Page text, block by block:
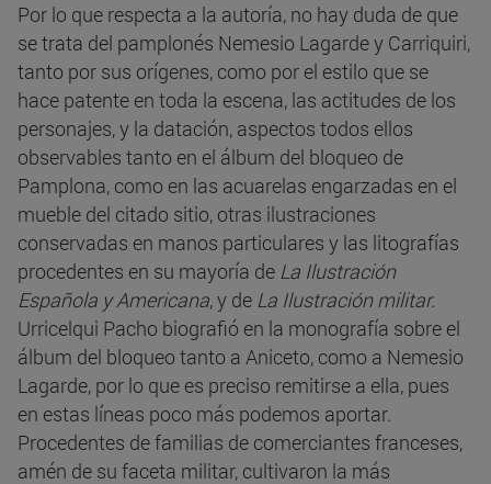
Por lo que respecta a la autoría, no hay duda de que
se trata del pamplonés Nemesio Lagarde y Carriquiri,
tanto por sus orígenes, como por el estilo que se
hace patente en toda la escena, las actitudes de los
personajes, y la datación, aspectos todos ellos
observables tanto en el álbum del bloqueo de
Pamplona, como en las acuarelas engarzadas en el
mueble del citado sitio, otras ilustraciones
conservadas en manos particulares y las litografías
procedentes en su mayoría de La Ilustración
Española y Americana, y de La Ilustración militar.
Urricelqui Pacho biografió en la monografía sobre el
álbum del bloqueo tanto a Aniceto, como a Nemesio
Lagarde, por lo que es preciso remitirse a ella, pues
en estas líneas poco más podemos aportar.
Procedentes de familias de comerciantes franceses,
amén de su faceta militar, cultivaron la más